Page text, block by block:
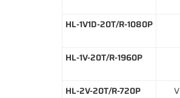
HL-1V1D-20T/R-1080P
HL-1V-20T/R-1960P
HL-2V-20T/R-720P
V